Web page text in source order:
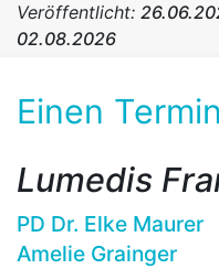
Veröffentlicht:
02.08.2026
Einen
Lumedis
PD Dr. Elke Maurer
Amelie Grainger